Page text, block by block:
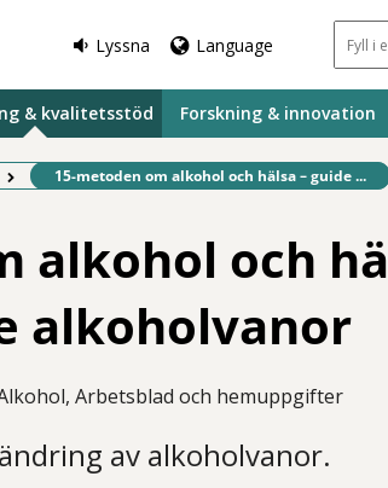
Lyssna Language
& kvalitetsstöd Forskning & innovation
Befintlig sida:
15-metoden om alkohol och hälsa – guide ...
alkohol och
alkoholvanor
Arbetsblad och hemuppgifter
av alkoholvanor.